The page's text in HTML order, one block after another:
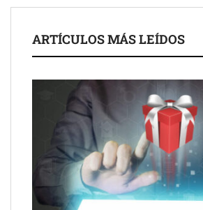
NOVA: innovación y diseño que
mano de Tormo Franquicias
ARTÍCULOS MÁS LEÍDOS